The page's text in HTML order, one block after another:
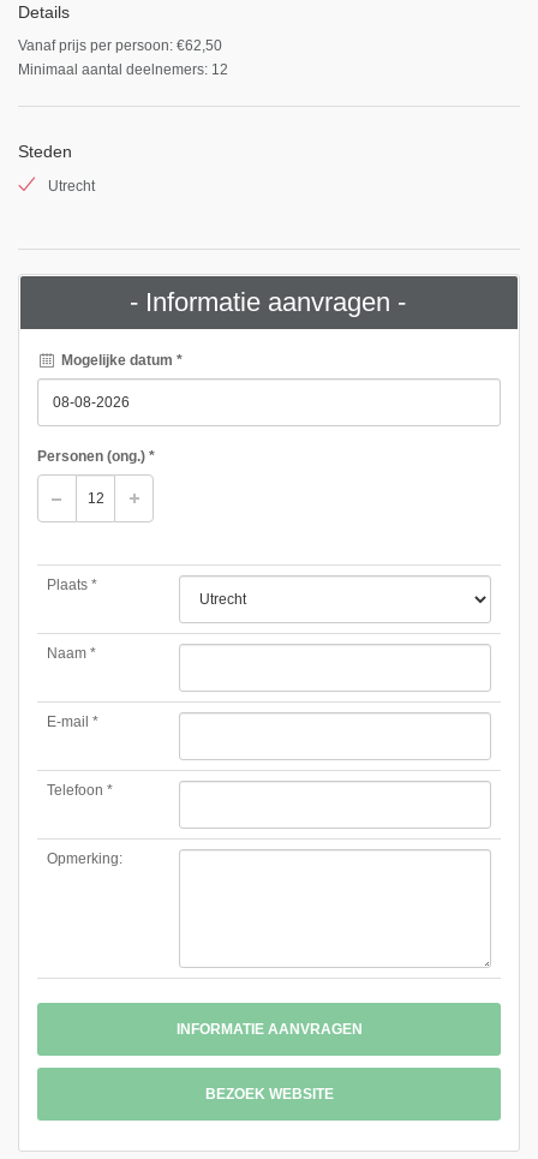
Details
Vanaf prijs per persoon: €62,50
Minimaal aantal deelnemers: 12
Steden
Utrecht
- Informatie aanvragen -
Mogelijke datum *
Personen (ong.) *
Plaats *
Naam *
E-mail *
Telefoon *
Opmerking:
INFORMATIE AANVRAGEN
BEZOEK WEBSITE